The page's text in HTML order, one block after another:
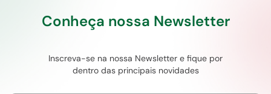
Conheça nossa Newsletter
Inscreva-se na nossa Newsletter e fique por
dentro das principais novidades